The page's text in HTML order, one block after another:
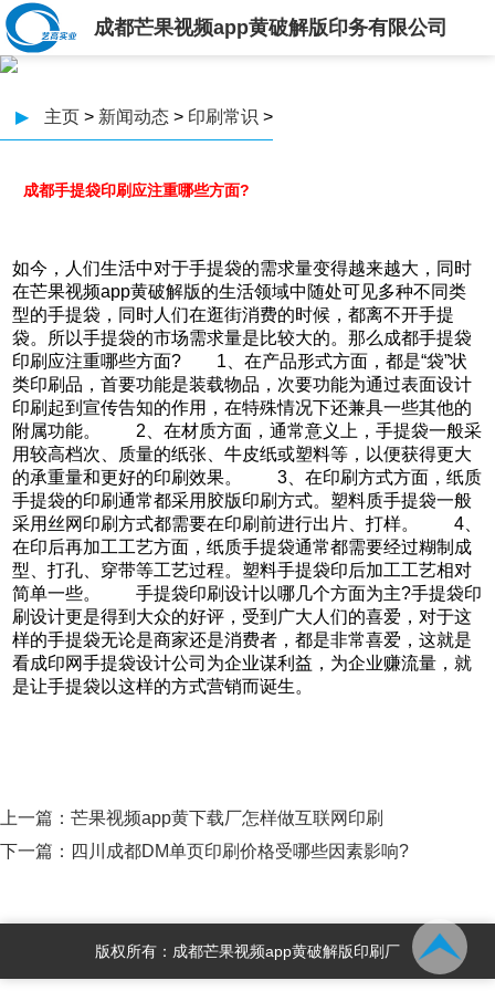
成都芒果视频app黄破解版印务有限公司
▶ 主页 > 新闻动态 > 印刷常识 >
成都手提袋印刷应注重哪些方面?
如今，人们生活中对于手提袋的需求量变得越来越大，同时
在芒果视频app黄破解版的生活领域中随处可见多种不同类
型的手提袋，同时人们在逛街消费的时候，都离不开手提
袋。所以手提袋的市场需求量是比较大的。那么成都手提袋
印刷应注重哪些方面? 1、在产品形式方面，都是“袋”状
类印刷品，首要功能是装载物品，次要功能为通过表面设计
印刷起到宣传告知的作用，在特殊情况下还兼具一些其他的
附属功能。 2、在材质方面，通常意义上，手提袋一般采
用较高档次、质量的纸张、牛皮纸或塑料等，以便获得更大
的承重量和更好的印刷效果。 3、在印刷方式方面，纸质
手提袋的印刷通常都采用胶版印刷方式。塑料质手提袋一般
采用丝网印刷方式都需要在印刷前进行出片、打样。 4、
在印后再加工工艺方面，纸质手提袋通常都需要经过糊制成
型、打孔、穿带等工艺过程。塑料手提袋印后加工工艺相对
简单一些。 手提袋印刷设计以哪几个方面为主?手提袋印
刷设计更是得到大众的好评，受到广大人们的喜爱，对于这
样的手提袋无论是商家还是消费者，都是非常喜爱，这就是
看成印网手提袋设计公司为企业谋利益，为企业赚流量，就
是让手提袋以这样的方式营销而诞生。
上一篇： 芒果视频app黄下载厂怎样做互联网印刷
下一篇： 四川成都DM单页印刷价格受哪些因素影响?
版权所有：成都芒果视频app黄破解版印刷厂